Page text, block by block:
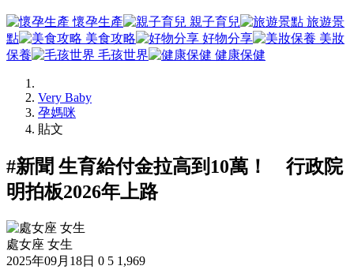
懷孕生產 親子育兒
旅遊景
點
美食攻略 好物分享
美妝
保養
毛孩世界 健康保健
Very Baby
孕媽咪
貼文
#新聞 生育給付金拉高到10萬！ 行政院
明拍板2026年上路
處女座 女生
2025年09月18日 0 5 1,969